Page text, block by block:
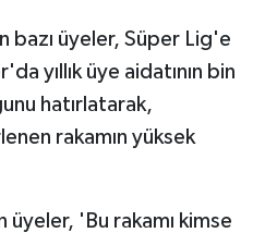
bazı üyeler, Süper Lig'e
yıllık üye aidatının bin
hatırlatarak,
rakamın yüksek
'Bu rakamı kimse